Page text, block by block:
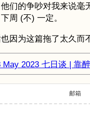
们的争吵对我来说
周 (不) 一定。
因为这篇拖了太久
May 2023 七日谈 | 靠
邮箱